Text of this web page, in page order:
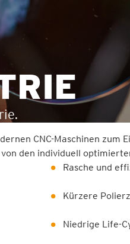
CNC-Maschinen zum
den individuell
Rasche und
Kürzere
Niedrige Life-